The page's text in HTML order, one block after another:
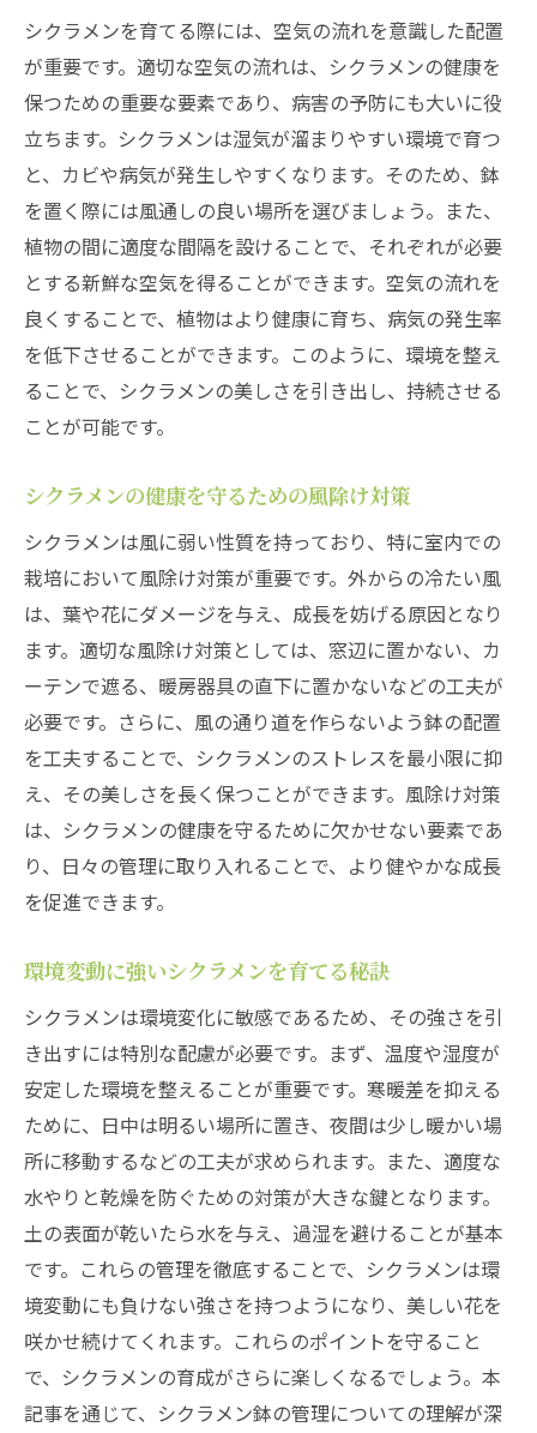
シクラメンを育てる際には、空気の流れを意識した配置
が重要です。適切な空気の流れは、シクラメンの健康を
保つための重要な要素であり、病害の予防にも大いに役
立ちます。シクラメンは湿気が溜まりやすい環境で育つ
と、カビや病気が発生しやすくなります。そのため、鉢
を置く際には風通しの良い場所を選びましょう。また、
植物の間に適度な間隔を設けることで、それぞれが必要
とする新鮮な空気を得ることができます。空気の流れを
良くすることで、植物はより健康に育ち、病気の発生率
を低下させることができます。このように、環境を整え
ることで、シクラメンの美しさを引き出し、持続させる
ことが可能です。
シクラメンの健康を守るための風除け対策
シクラメンは風に弱い性質を持っており、特に室内での
栽培において風除け対策が重要です。外からの冷たい風
は、葉や花にダメージを与え、成長を妨げる原因となり
ます。適切な風除け対策としては、窓辺に置かない、カ
ーテンで遮る、暖房器具の直下に置かないなどの工夫が
必要です。さらに、風の通り道を作らないよう鉢の配置
を工夫することで、シクラメンのストレスを最小限に抑
え、その美しさを長く保つことができます。風除け対策
は、シクラメンの健康を守るために欠かせない要素であ
り、日々の管理に取り入れることで、より健やかな成長
を促進できます。
環境変動に強いシクラメンを育てる秘訣
シクラメンは環境変化に敏感であるため、その強さを引
き出すには特別な配慮が必要です。まず、温度や湿度が
安定した環境を整えることが重要です。寒暖差を抑える
ために、日中は明るい場所に置き、夜間は少し暖かい場
所に移動するなどの工夫が求められます。また、適度な
水やりと乾燥を防ぐための対策が大きな鍵となります。
土の表面が乾いたら水を与え、過湿を避けることが基本
です。これらの管理を徹底することで、シクラメンは環
境変動にも負けない強さを持つようになり、美しい花を
咲かせ続けてくれます。これらのポイントを守ること
で、シクラメンの育成がさらに楽しくなるでしょう。本
記事を通じて、シクラメン鉢の管理についての理解が深